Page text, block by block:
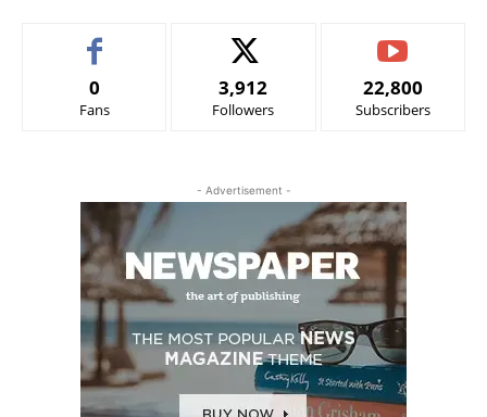
0
Fans
3,912
Followers
22,800
Subscribers
- Advertisement -